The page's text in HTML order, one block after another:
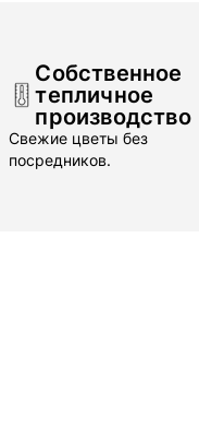
Собственное
тепличное
производство
Свежие цветы без
посредников.